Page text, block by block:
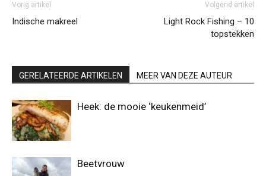
Vorig artikel
Indische makreel
Volgend artikel
Light Rock Fishing – 10
topstekken
GERELATEERDE ARTIKELEN MEER VAN DEZE AUTEUR
Heek: de mooie ‘keukenmeid’
Beetvrouw